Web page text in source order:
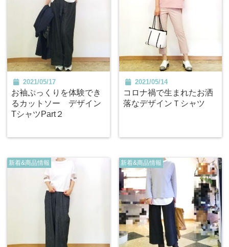
2021/05/17
お袖ぷっくりを体験でき
るカットソー デザイン
TシャツPart２
2021/05/14
コロナ禍で生まれたお洒
落なデザインＴシャツ
新着&商品情報 新着&商品情報